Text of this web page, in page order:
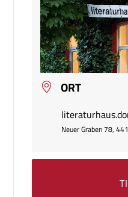
ORT
Neuer Graben 78,